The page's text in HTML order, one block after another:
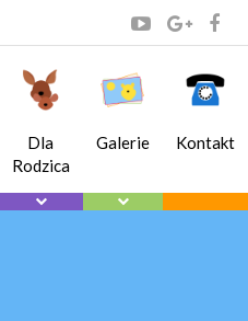
Dla
Rodzica
Galerie Kontakt